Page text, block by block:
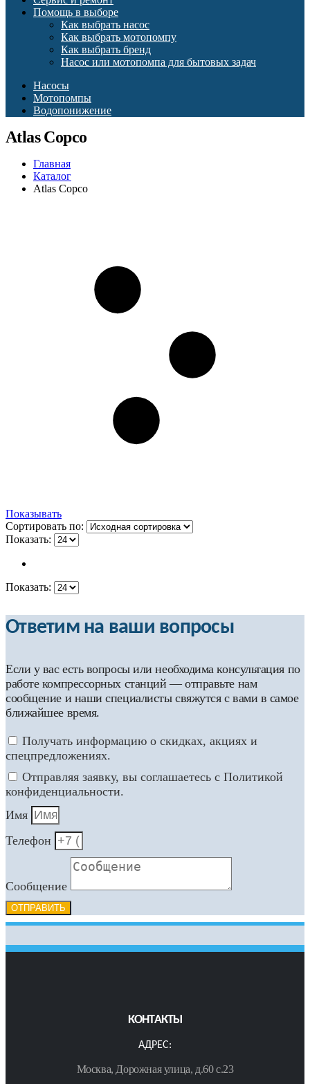
Помощь в выборе
Как выбрать насос
Как выбрать мотопомпу
Как выбрать бренд
Насос или мотопомпа для бытовых задач
Насосы
Мотопомпы
Водопонижение
Atlas Copco
Главная
Каталог
Atlas Copco
Показывать
Сортировать по:
Показать:
Показать:
Ответим на ваши вопросы
Если у вас есть вопросы или необходима консультация по
работе компрессорных станций — отправьте нам
сообщение и наши специалисты свяжутся с вами в самое
ближайшее время.
Получать информацию о скидках, акциях и
спецпредложениях.
Отправляя заявку, вы соглашаетесь с Политикой
конфиденциальности.
Имя
Телефон
Сообщение
ОТПРАВИТЬ
КОНТАКТЫ
АДРЕС:
Москва, Дорожная улица, д.60 с.23